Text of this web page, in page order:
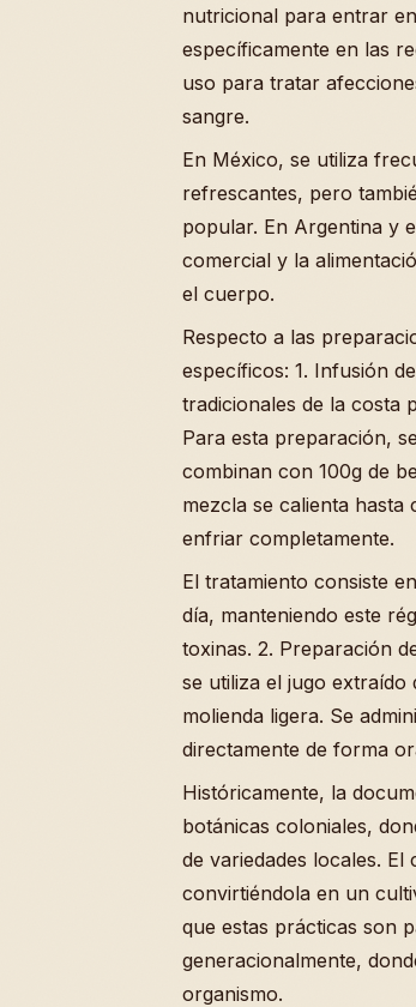
nutricional para entrar
específicamente en las
uso para tratar
sangre.
En México, se utiliza
refrescantes, pero
popular. En Argentina y
comercial y la
el cuerpo.
Respecto a las
específicos: 1. Infusión
tradicionales de la costa
Para esta preparación,
combinan con 100g de
mezcla se calienta
enfriar completamente.
El tratamiento consiste
día, manteniendo este
toxinas. 2. Preparación
se utiliza el jugo extraído
molienda ligera. Se
directamente de forma
Históricamente, la
botánicas coloniales,
de variedades locales.
convirtiéndola en un
que estas prácticas son
generacionalmente,
organismo.